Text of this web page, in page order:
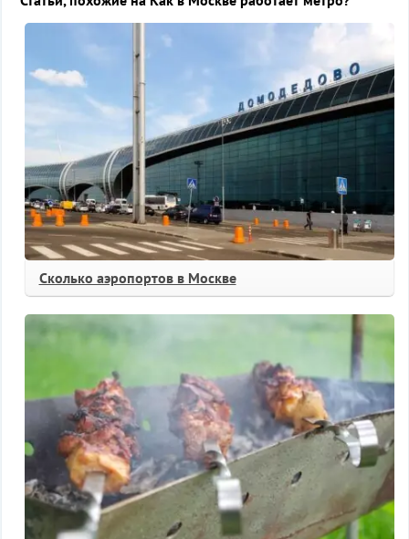
Сколько аэропортов в Москве